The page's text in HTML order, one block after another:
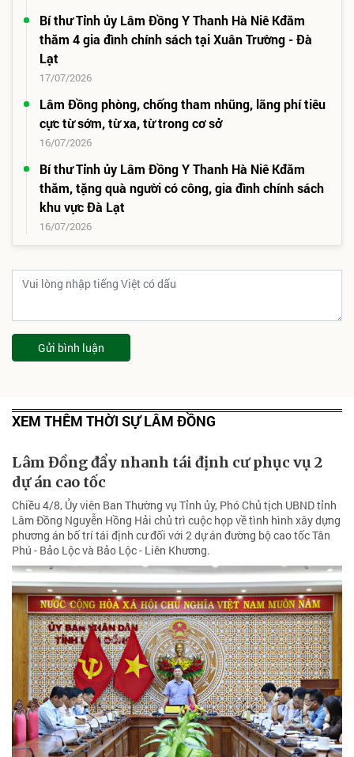
Bí thư Tỉnh ủy Lâm Đồng Y Thanh Hà Niê Kđăm
thăm 4 gia đình chính sách tại Xuân Trường - Đà
Lạt
17/07/2026
Lâm Đồng phòng, chống tham nhũng, lãng phí tiêu
cực từ sớm, từ xa, từ trong cơ sở
16/07/2026
Bí thư Tỉnh ủy Lâm Đồng Y Thanh Hà Niê Kđăm
thăm, tặng quà người có công, gia đình chính sách
khu vực Đà Lạt
16/07/2026
Gửi bình luận
XEM THÊM THỜI SỰ LÂM ĐỒNG
Lâm Đồng đẩy nhanh tái định cư phục vụ 2
dự án cao tốc
Chiều 4/8, Ủy viên Ban Thường vụ Tỉnh ủy, Phó Chủ tịch UBND tỉnh
Lâm Đồng Nguyễn Hồng Hải chủ trì cuộc họp về tình hình xây dựng
phương án bố trí tái định cư đối với 2 dự án đường bộ cao tốc Tân
Phú - Bảo Lộc và Bảo Lộc - Liên Khương.